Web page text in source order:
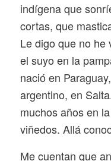
indígena que
cortas, que
Le digo que no he
el suyo en la
nació en
argentino, en
muchos años en
viñedos. Allá
Me cuentan que